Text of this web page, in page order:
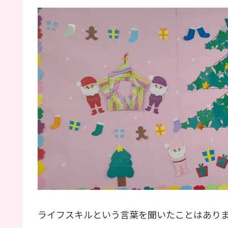
ライフスキルという言葉を聞いたことはあり